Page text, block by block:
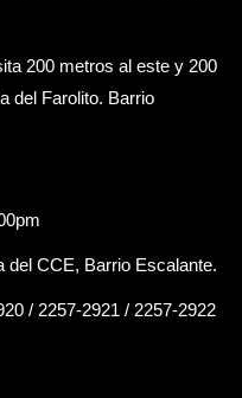
200 metros al este y 200
del Farolito. Barrio
del CCE, Barrio Escalante.
/ 2257-2921 / 2257-2922